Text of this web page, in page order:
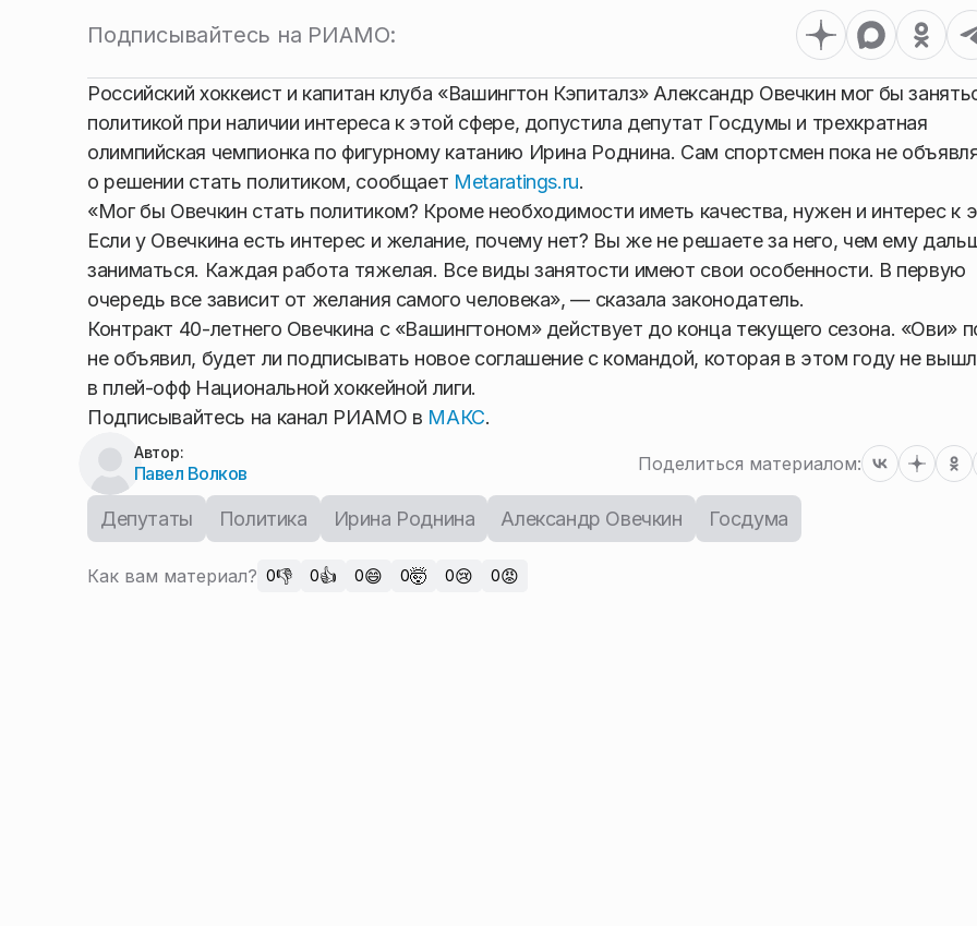
Подписывайтесь на РИАМО:
Российский хоккеист и капитан клуба «Вашингтон Кэпиталз» Александр Овечкин мог бы
политикой при наличии интереса к этой сфере, допустила депутат Госдумы и трехкратная
олимпийская чемпионка по фигурному катанию Ирина Роднина. Сам спортсмен пока не
о решении стать политиком, сообщает Metaratings.ru.
«Мог бы Овечкин стать политиком? Кроме необходимости иметь качества, нужен и интерес к
Если у Овечкина есть интерес и желание, почему нет? Вы же не решаете за него, чем ему
заниматься. Каждая работа тяжелая. Все виды занятости имеют свои особенности. В первую
очередь все зависит от желания самого человека», — сказала законодатель.
Контракт 40-летнего Овечкина с «Вашингтоном» действует до конца текущего сезона. «Ови»
не объявил, будет ли подписывать новое соглашение с командой, которая в этом году не
в плей-офф Национальной хоккейной лиги.
Подписывайтесь на канал РИАМО в МАКС.
Автор:
Павел Волков Поделиться материалом:
Депутаты Политика Ирина Роднина Александр Овечкин Госдума
Как вам материал? 0👎 0👍 0😄 0🤯 0😢 0😡